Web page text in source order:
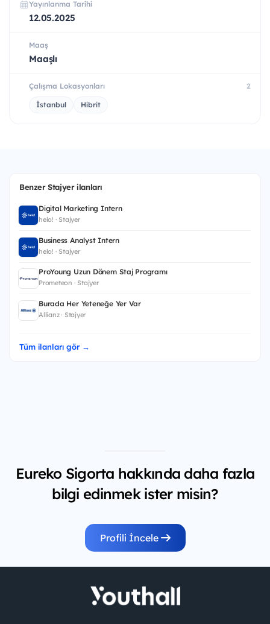
Yayınlanma Tarihi
12.05.2025
Maaş
Maaşlı
Çalışma Lokasyonları 2
İstanbul Hibrit
Benzer Stajyer ilanları
Digital Marketing Intern
helo! · Stajyer
Business Analyst Intern
helo! · Stajyer
ProYoung Uzun Dönem Staj Programı
Prometeon · Stajyer
Burada Her Yeteneğe Yer Var
Allianz · Stajyer
Tüm ilanları gör →
Eureko Sigorta hakkında daha fazla
bilgi edinmek ister misin?
Profili İncele